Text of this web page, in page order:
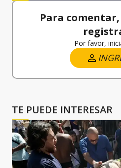
Para
Por favor,
TE PUEDE INTERESAR